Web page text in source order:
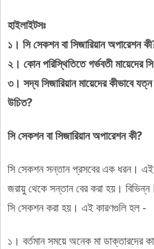
হাইলাইটসঃ
১। সি সেকশন বা সিজারিয়ান অপারেশন
২। কোন পরিস্থিতিতে গর্ভবতী মায়েদের
৩। সদ্য সিজারিয়ান মায়েদের কীভাবে
উচিত?
সি সেকশন বা সিজারিয়ান অপারেশন কী?
সি সেকশন সন্তান প্রসবের এক ধরন। এই
জরায়ু থেকে সন্তান বের করা হয়।
সি সেকশন করা হয়। এই কারণগুলি হল -
১। বর্তমান সময়ে অনেক মা ডাক্তারদের